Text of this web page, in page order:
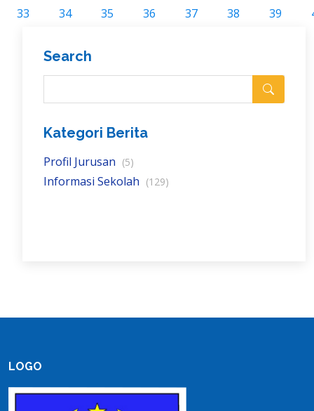
33 34 35 36 37 38 39
Search
Kategori Berita
Profil Jurusan (5)
Informasi Sekolah (129)
LOGO